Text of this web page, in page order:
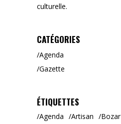
culturelle.
CATÉGORIES
Agenda
Gazette
ÉTIQUETTES
Agenda Artisan Bozar